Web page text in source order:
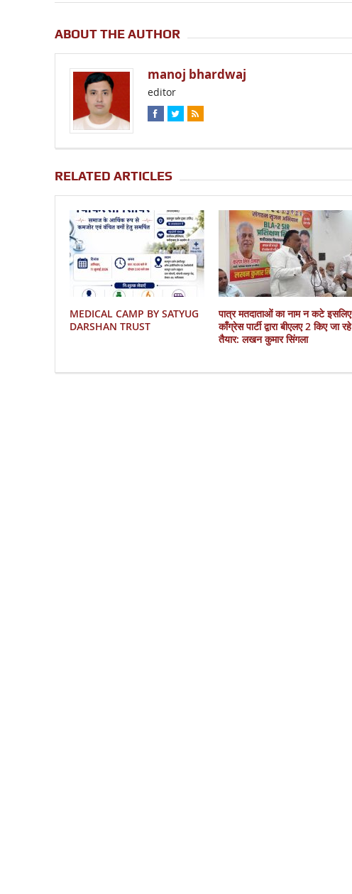
ABOUT THE AUTHOR
manoj bhardwaj
editor
RELATED ARTICLES
MEDICAL CAMP BY SATYUG
DARSHAN TRUST
पात्र मतदाताओं का नाम न कटे इसलिए
काँग्रेस पार्टी द्वारा बीएलए 2 किए जा रहे
तैयार: लखन कुमार सिंगला